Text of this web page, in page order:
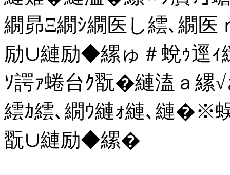
繝昴Ξ繝ｼ繝医し繧､繝
励∪縺励◆縲ゅ＃蛻ｩ逕
ｿ諤ｧ蜷台ｸ翫�縺溘ａ
繧ｶ繧､繝ｳ縺ｫ縺､縺�※
翫∪縺励◆縲�